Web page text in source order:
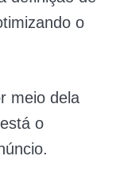
o
meio dela
o